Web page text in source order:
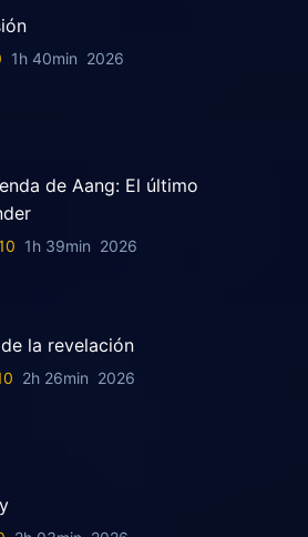
1h 40min 2026
de Aang: El último
1h 39min 2026
la revelación
2h 26min 2026